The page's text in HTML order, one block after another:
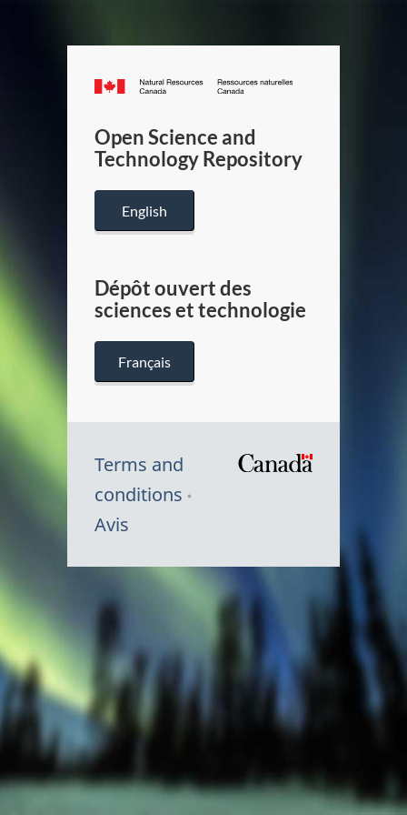
Canada.ca
/
Canada
Open Science and
Technology Repository
English
Dépôt ouvert des
sciences et technologie
Français
Terms and
conditions
Avis
Canada